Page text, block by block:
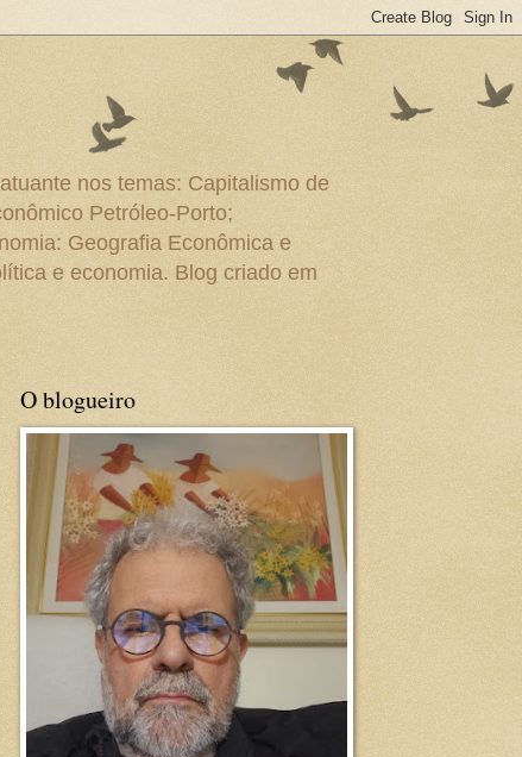
nos temas: Capitalismo de
Petróleo-Porto;
Geografia Econômica e
e economia. Blog criado em
O blogueiro